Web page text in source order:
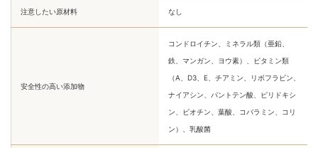
注意したい原材料 なし
安全性の高い添加物
コンドロイチン、ミネラル類（亜鉛、
鉄、マンガン、ヨウ素）、ビタミン類
（A、D3、E、チアミン、リボフラビン、
ナイアシン、パントテン酸、ピリドキシ
ン、ビオチン、葉酸、コバラミン、コリ
ン）、乳酸菌